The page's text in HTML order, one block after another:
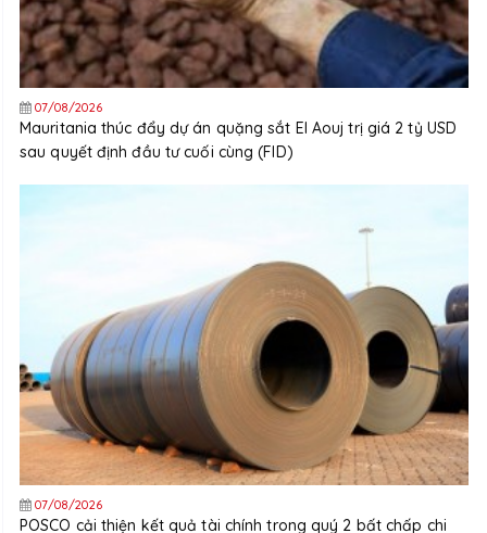
07/08/2026
Mauritania thúc đẩy dự án quặng sắt El Aouj trị giá 2 tỷ USD
sau quyết định đầu tư cuối cùng (FID)
07/08/2026
POSCO cải thiện kết quả tài chính trong quý 2 bất chấp chi